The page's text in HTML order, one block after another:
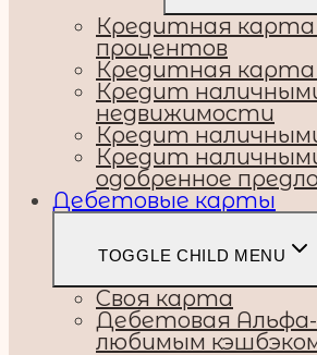
Кредитная карта
процентов
Кредитная карта
Кредит
недвижимости
Кредит
Кредит
одобренное
Дебетовые карты
TOGGLE CHILD MENU
Своя карта
Дебетовая
любимым